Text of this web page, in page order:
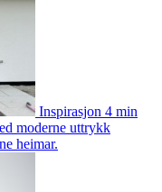
Inspirasjon 4 min
moderne uttrykk
heimar.